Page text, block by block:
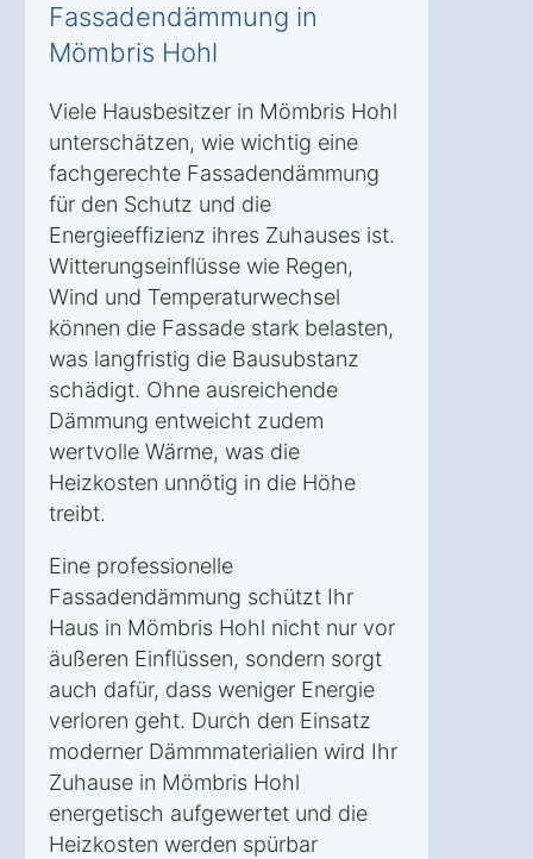
Fassadendämmung in
Mömbris Hohl
Viele Hausbesitzer in Mömbris Hohl
unterschätzen, wie wichtig eine
fachgerechte Fassadendämmung
für den Schutz und die
Energieeffizienz ihres Zuhauses ist.
Witterungseinflüsse wie Regen,
Wind und Temperaturwechsel
können die Fassade stark belasten,
was langfristig die Bausubstanz
schädigt. Ohne ausreichende
Dämmung entweicht zudem
wertvolle Wärme, was die
Heizkosten unnötig in die Höhe
treibt.
Eine professionelle
Fassadendämmung schützt Ihr
Haus in Mömbris Hohl nicht nur vor
äußeren Einflüssen, sondern sorgt
auch dafür, dass weniger Energie
verloren geht. Durch den Einsatz
moderner Dämmmaterialien wird Ihr
Zuhause in Mömbris Hohl
energetisch aufgewertet und die
Heizkosten werden spürbar